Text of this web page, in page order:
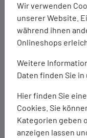
Wir verwenden
unserer Website.
während ihnen
Onlineshops
Weitere
Daten finden Sie
Hier finden Sie
Cookies. Sie
Kategorien geben
anzeigen lassen
verschiedenen
Auftritt
PureGEL
und bessere
Engineered
Tragekomfort
Hybride
und
OrthoLite X-55